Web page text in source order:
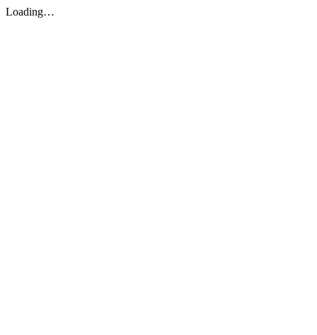
Loading…